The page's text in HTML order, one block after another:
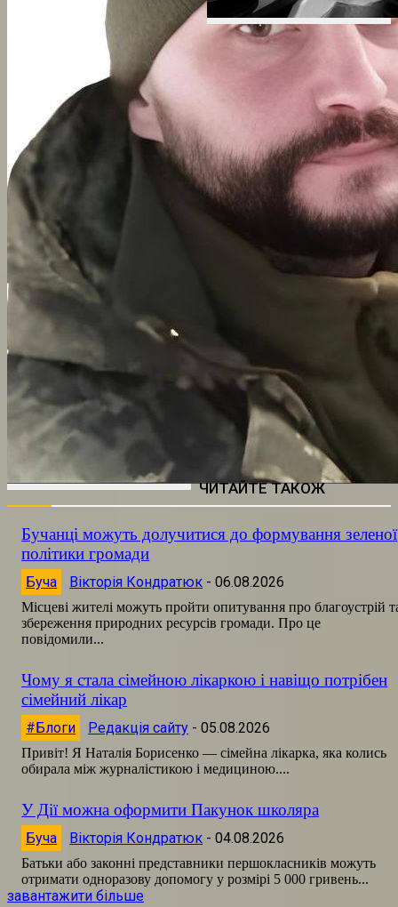
ЧИТАЙТЕ ТАКОЖ
Бучанці можуть долучитися до формування зеленої
політики громади
Буча Вікторія Кондратюк - 06.08.2026
Місцеві жителі можуть пройти опитування про благоустрій
збереження природних ресурсів громади. Про це
повідомили...
Чому я стала сімейною лікаркою і навіщо потрібен
сімейний лікар
#Блоги Редакція сайту - 05.08.2026
Привіт! Я Наталія Борисенко — сімейна лікарка, яка колись
обирала між журналістикою і медициною....
У Дії можна оформити Пакунок школяра
Буча Вікторія Кондратюк - 04.08.2026
Батьки або законні представники першокласників можуть
отримати одноразову допомогу у розмірі 5 000 гривень...
завантажити більше